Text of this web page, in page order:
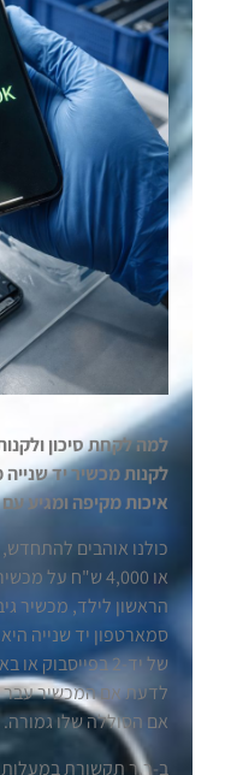
למה לקחת סיכון
לקנות מכשיר יד
איכות מקיפה ומגיע
או 4,000 ש"ח על
הראשון לילד, מכשיר
סמארטפון יד שנייה
של יד-2
לדעת אם המכשיר עבר
אם הסוללה שלו גמורה.
ב-ר.ר תקשורת